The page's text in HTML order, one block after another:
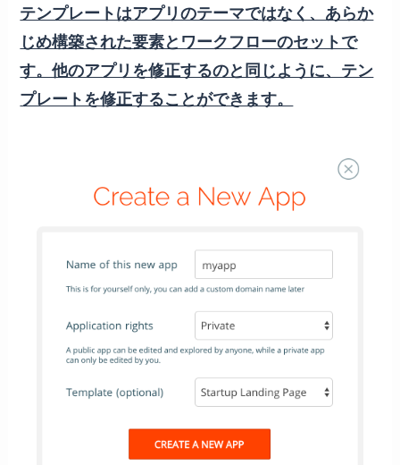
テンプレートはアプリのテーマではなく、あらか
じめ構築された要素とワークフローのセットで
す。他のアプリを修正するのと同じように、テン
プレートを修正することができます。